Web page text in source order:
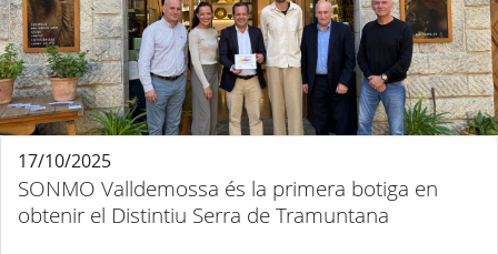
SONMO Valldemossa és la primera botiga en
obtenir el Distintiu Serra de Tramuntana
17/10/2025